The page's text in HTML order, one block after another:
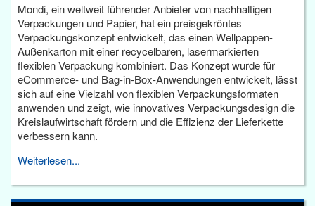
Mondi, ein weltweit führender Anbieter von nachhaltigen
Verpackungen und Papier, hat ein preisgekröntes
Verpackungskonzept entwickelt, das einen Wellpappen-
Außenkarton mit einer recycelbaren, lasermarkierten
flexiblen Verpackung kombiniert. Das Konzept wurde für
eCommerce- und Bag-in-Box-Anwendungen entwickelt, lässt
sich auf eine Vielzahl von flexiblen Verpackungsformaten
anwenden und zeigt, wie innovatives Verpackungsdesign die
Kreislaufwirtschaft fördern und die Effizienz der Lieferkette
verbessern kann.
Weiterlesen...